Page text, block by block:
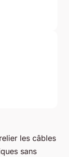
les câbles
sans